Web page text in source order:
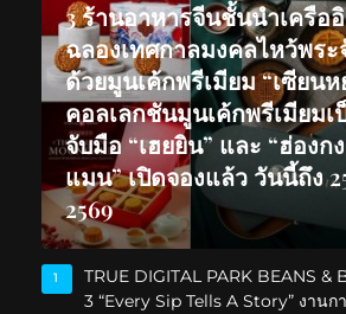
3 ร้านอาหารจีนชั้นนำเครือ
ฉลองเทศกาลมงคลไหว้พระ
ด้วยมูนเค้กพรีเมียม “เซียน
คอลเลกชันมูนเค้กพรีเมียมเ
จับมือ “เฮยยิน” และ “ฮ่องก
แมน” เปิดจองแล้ว วันนี้ถึง
2569
1
TRUE DIGITAL PARK BEANS &
3 “Every Sip Tells A Story” งาน